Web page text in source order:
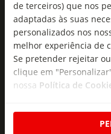
de terceiros) que nos
adaptadas às suas
personalizados nos
melhor experiência de
Se pretender rejeitar
clique em
nossa Política de
As novidades
seu e-mail!
Subscreva e
ofertas e novidades
Insira o seu e-